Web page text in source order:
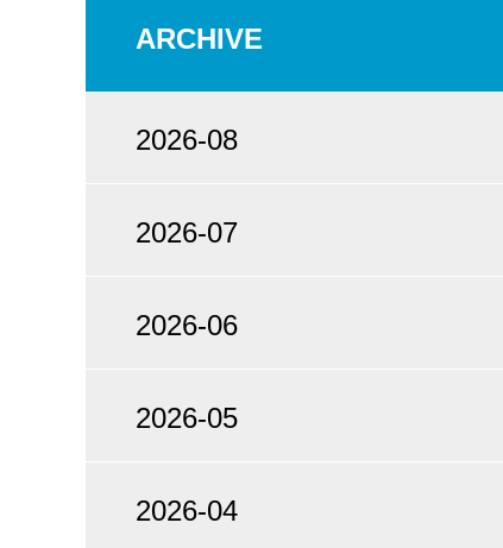
ARCHIVE
2026-08
2026-07
2026-06
2026-05
2026-04